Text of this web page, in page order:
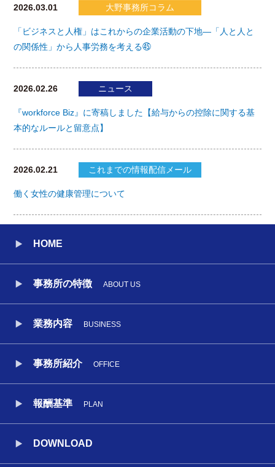
2026.03.01 大野事務所コラム
「ビジネスと人権」はこれからの企業活動の下地―「人と人と
の関係性」から人事労務を考える㊺
2026.02.26 ニュース
『workforce Biz』に寄稿しました【給与からの控除に関する基
本的なルールと留意点】
2026.02.21 これまでの情報配信メール
働く女性の健康管理について
HOME
事務所の特徴 ABOUT US
業務内容 BUSINESS
事務所紹介 OFFICE
報酬基準 PLAN
DOWNLOAD